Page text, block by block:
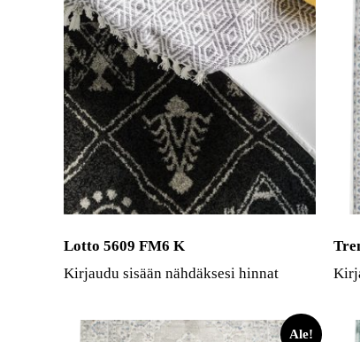
Lotto 5609 FM6 K
Kirjaudu sisään nähdäksesi hinnat
Ale!